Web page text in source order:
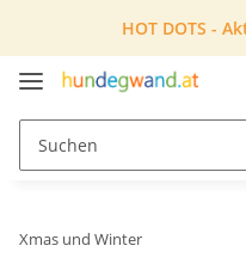
HOT DOTS -
Xmas und Winter